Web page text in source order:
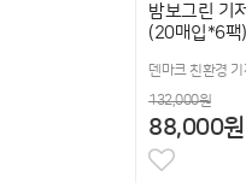
밤보그린 기
(20매입*6팩)
덴마크 친환경 기
132,000원
88,000원